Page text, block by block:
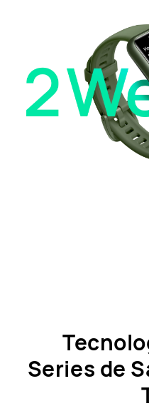
Series de